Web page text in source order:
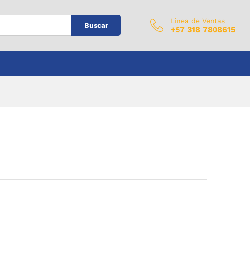
Buscar
Linea de Ventas
+57 318 7808615